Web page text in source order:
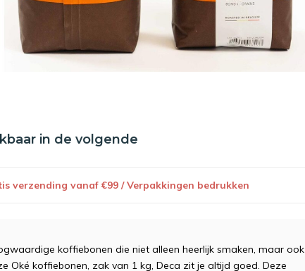
in de volgende
verzending vanaf €99 / Verpakkingen bedrukken
koffiebonen die niet alleen heerlijk smaken, maar ook
Oké koffiebonen, zak van 1 kg, Deca zit je altijd goed. Deze